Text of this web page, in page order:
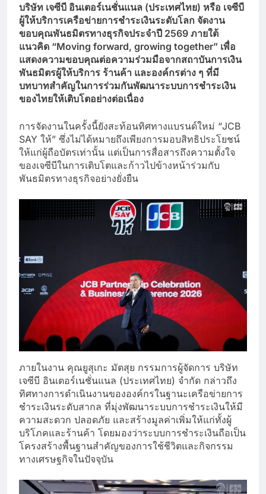
บริษัท เจซีบี อินเตอร์เนชั่นแนล (ประเทศไทย) หรือ เจซีบี
ผู้ให้บริการเครือข่ายการชำระเงินระดับโลก จัดงาน
ขอบคุณพันธมิตรทางธุรกิจประจำปี 2569 ภายใต้
แนวคิด “Moving forward, growing together” เพื่อ
แสดงความขอบคุณต่อความร่วมมือจากสถาบันการเงิน
พันธมิตรผู้ให้บริการ ร้านค้า และองค์กรต่าง ๆ ที่มี
บทบาทสำคัญในการร่วมกันพัฒนาระบบการชำระเงิน
ของไทยให้เติบโตอย่างต่อเนื่อง
การจัดงานในครั้งนี้ยังสะท้อนทิศทางแบรนด์ใหม่ “JCB
SAY ให้” ซึ่งไม่ได้หมายถึงเพียงการมอบสิทธิประโยชน์
ให้แก่ผู้ถือบัตรเท่านั้น แต่เป็นการสื่อสารถึงความตั้งใจ
ของเจซีบีในการเติบโตและก้าวไปข้างหน้าร่วมกับ
พันธมิตรทางธุรกิจอย่างยั่งยืน
ภายในงาน คุณยูสุเกะ มัตสุย กรรมการผู้จัดการ บริษัท
เจซีบี อินเตอร์เนชั่นแนล (ประเทศไทย) จำกัด กล่าวถึง
ทิศทางการดำเนินงานขององค์กรในฐานะเครือข่ายการ
ชำระเงินระดับสากล ที่มุ่งพัฒนาระบบการชำระเงินให้มี
ความสะดวก ปลอดภัย และสร้างมูลค่าเพิ่มให้แก่ทั้งผู้
บริโภคและร้านค้า โดยมองว่าระบบการชำระเงินถือเป็น
โครงสร้างพื้นฐานสำคัญของการใช้ชีวิตและกิจกรรม
ทางเศรษฐกิจในปัจจุบัน